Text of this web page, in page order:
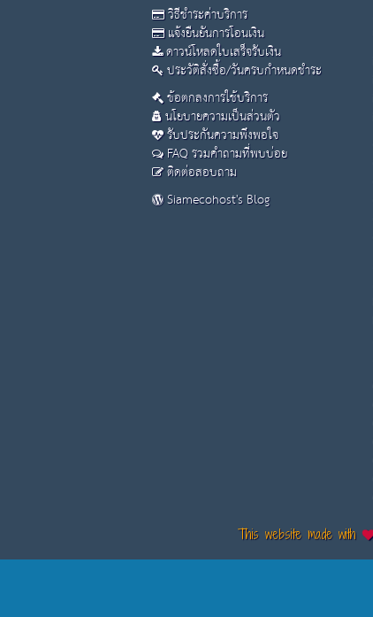
วิธีชำระค่าบริการ
แจ้งยืนยันการโอนเงิน
ดาวน์โหลดใบเสร็จรับเงิน
ประวัติสั่งซื้อ/วันครบกำหนดชำระ
ข้อตกลงการใช้บริการ
นโยบายความเป็นส่วนตัว
รับประกันความพึงพอใจ
FAQ รวมคำถามที่พบบ่อย
ติดต่อสอบถาม
Siamecohost's Blog
This website made with